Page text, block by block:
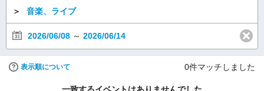
＞ 音楽、ライブ
2026/06/08 ～ 2026/06/14
表示順について 0件マッチしました